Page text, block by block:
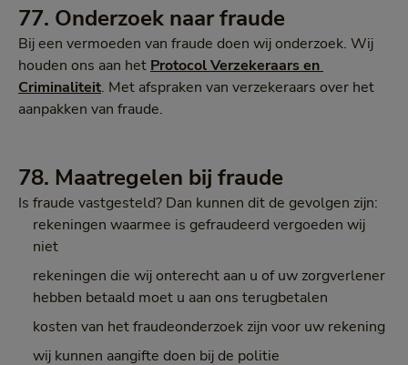
77. Onderzoek naar fraude
Bij een vermoeden van fraude doen wij onderzoek. Wij
houden ons aan het Protocol Verzekeraars en
Criminaliteit. Met afspraken van verzekeraars over het
aanpakken van fraude.
78. Maatregelen bij fraude
Is fraude vastgesteld? Dan kunnen dit de gevolgen zijn:
rekeningen waarmee is gefraudeerd vergoeden wij
niet
rekeningen die wij onterecht aan u of uw zorgverlener
hebben betaald moet u aan ons terugbetalen
kosten van het fraudeonderzoek zijn voor uw rekening
wij kunnen aangifte doen bij de politie